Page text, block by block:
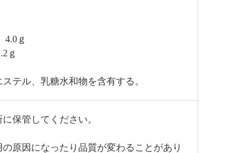
ｇ
ｇ
テル、乳糖水和物を含有する。
保管してください。
原因になったり品質が変わることがあり